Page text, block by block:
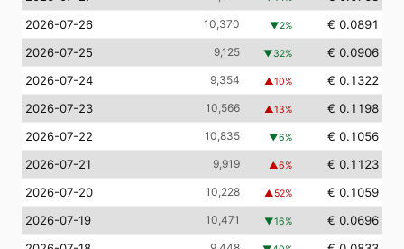
2026-07-26
10,370 ▼2%
€ 0.0891
2026-07-25
9,125 ▼32%
€ 0.0906
2026-07-24
9,354 ▲10%
€ 0.1322
2026-07-23
10,566 ▲13%
€ 0.1198
2026-07-22
10,835 ▼6%
€ 0.1056
2026-07-21
9,919 ▲6%
€ 0.1123
2026-07-20
10,228 ▲52%
€ 0.1059
2026-07-19
10,471 ▼16%
€ 0.0696